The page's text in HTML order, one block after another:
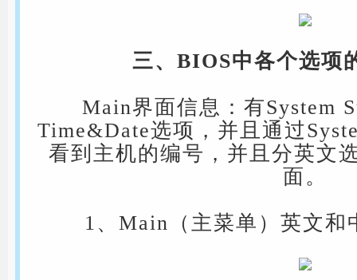
三、BIOS中各个选项
Main界面信息：有System
Time&Date选项，并且通过
看到主机的编号，并且分英文
面。
1、Main（主菜单）英文和